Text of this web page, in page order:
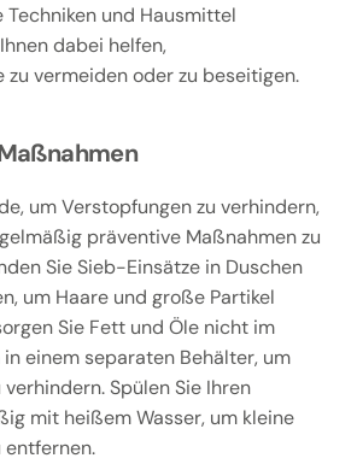
und Hausmittel
dabei helfen,
vermeiden oder zu beseitigen.
um Verstopfungen zu verhindern,
präventive Maßnahmen zu
Sie Sieb-Einsätze in Duschen
um Haare und große Partikel
Sie Fett und Öle nicht im
einem separaten Behälter, um
Spülen Sie Ihren
mit heißem Wasser, um kleine
entfernen.